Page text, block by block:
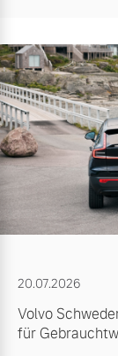
20.07.2026
Volvo
für